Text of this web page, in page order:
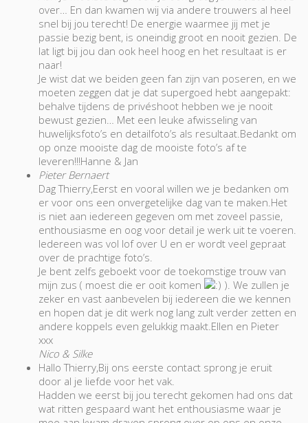
over… En dan kwamen wij via andere trouwers al heel
snel bij jou terecht! De energie waarmee jij met je
passie bezig bent, is oneindig groot en nooit gezien. De
lat ligt bij jou dan ook heel hoog en het resultaat is er
naar!
Je wist dat we beiden geen fan zijn van poseren, en we
moeten zeggen dat je dat supergoed hebt aangepakt:
behalve tijdens de privéshoot hebben we je nooit
bewust gezien… Met een leuke afwisseling van
huwelijksfoto’s en detailfoto’s als resultaat.Bedankt om
op onze mooiste dag de mooiste foto’s af te
leveren!!!Hanne & Jan
Pieter Bernaert
Dag Thierry,Eerst en vooral willen we je bedanken om
er voor ons een onvergetelijke dag van te maken.Het
is niet aan iedereen gegeven om met zoveel passie,
enthousiasme en oog voor detail je werk uit te voeren.
Iedereen was vol lof over U en er wordt veel gepraat
over de prachtige foto’s.
Je bent zelfs geboekt voor de toekomstige trouw van
mijn zus ( moest die er ooit komen
). We zullen je
zeker en vast aanbevelen bij iedereen die we kennen
en hopen dat je dit werk nog lang zult verder zetten en
andere koppels even gelukkig maakt.Ellen en Pieter
xxx
Nico & Silke
Hallo Thierry,Bij ons eerste contact sprong je eruit
door al je liefde voor het vak.
Hadden we eerst bij jou terecht gekomen had ons dat
wat ritten gespaard want het enthousiasme waar je